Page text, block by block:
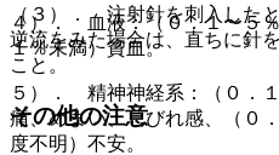
（３）． 注射針を刺入した
逆流をみた場合は、直ちに針
こと。
その他の注意
４）． 血液：（０．１〜５
１％未満）貧血。
５）． 精神神経系：（０．
痛、めまい、しびれ感、（０
度不明）不安。